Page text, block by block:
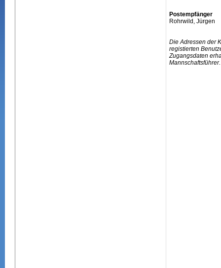
Postempfänger
Rohrwild, Jürgen
Die Adressen der
registierten
Zugangsdaten
Mannschaftsführer.